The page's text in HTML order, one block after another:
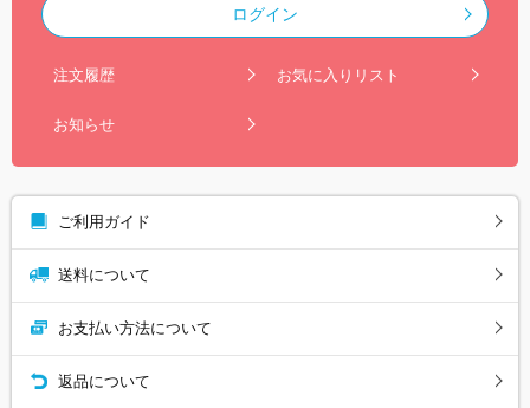
ログイン
注文履歴 お気に入りリスト
お知らせ
ご利用ガイド
送料について
お支払い方法について
返品について